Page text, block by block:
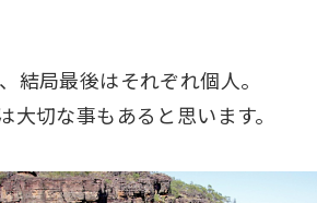
結局最後はそれぞれ個人。
切な事もあると思います。